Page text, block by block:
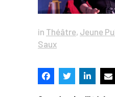
in Théâtre, Jeune
Saux